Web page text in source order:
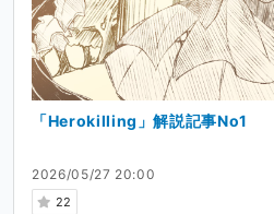
2026/05/27 20:00
22
「Herokilling」解説記事No1